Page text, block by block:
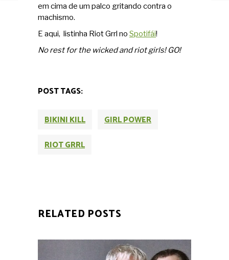
em cima de um palco gritando contra o
machismo.
E aqui, listinha Riot Grrl no Spotifái!
No rest for the wicked and riot girls! GO!
POST TAGS:
BIKINI KILL
GIRL POWER
RIOT GRRL
RELATED POSTS